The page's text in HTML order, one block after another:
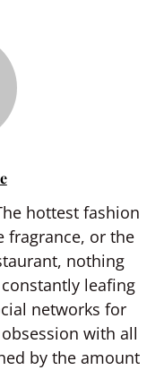
hottest fashion
fragrance, or the
nothing
constantly leafing
networks for
with all
by the amount